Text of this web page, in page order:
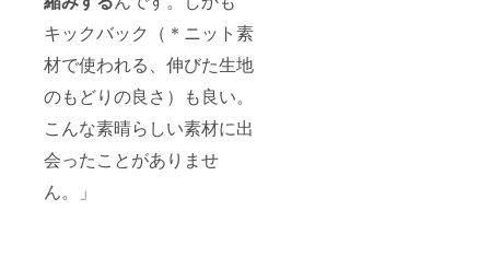
キックバック（＊ニット素
材で使われる、伸びた生地
のもどりの良さ）も良い。
こんな素晴らしい素材に出
会ったことがありませ
ん。」